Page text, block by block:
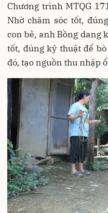
Chương trình MTQG
Nhờ chăm sóc tốt,
con bê, anh Bồng dang
tốt, đúng kỹ thuật để
đó, tạo nguồn thu nhập